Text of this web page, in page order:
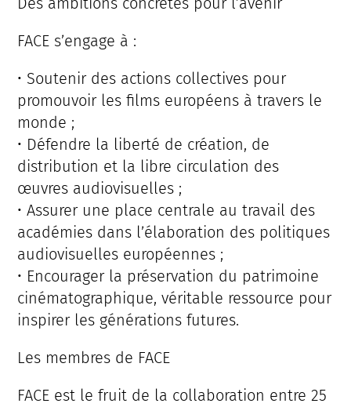
FACE s’engage à :
• Soutenir des actions collectives pour
promouvoir les films européens à travers le
monde ;
• Défendre la liberté de création, de
distribution et la libre circulation des
œuvres audiovisuelles ;
• Assurer une place centrale au travail des
académies dans l’élaboration des politiques
audiovisuelles européennes ;
• Encourager la préservation du patrimoine
cinématographique, véritable ressource pour
inspirer les générations futures.
Les membres de FACE
FACE est le fruit de la collaboration entre 25